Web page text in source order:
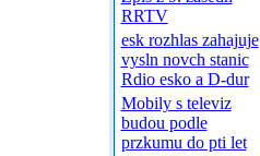
RRTV
esk rozhlas zahajuje
vysln novch stanic
Rdio esko a D-dur
Mobily s televiz
budou podle
przkumu do pti let